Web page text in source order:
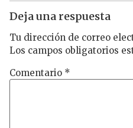
Deja una respuesta
Tu dirección de correo
Los campos obligatorios
Comentario *